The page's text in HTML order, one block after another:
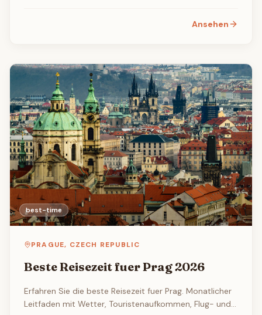
Ansehen
best-time
PRAGUE, CZECH REPUBLIC
Beste Reisezeit fuer Prag 2026
Erfahren Sie die beste Reisezeit fuer Prag. Monatlicher
Leitfaden mit Wetter, Touristenaufkommen, Flug- und